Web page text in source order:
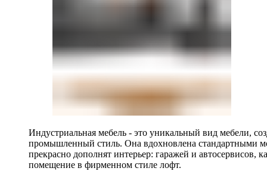
Индустриальная мебель - это уникальный вид мебели,
промышленный стиль. Она вдохновлена стандартными
прекрасно дополнят интерьер: гаражей и автосервисов,
помещение в фирменном стиле лофт.